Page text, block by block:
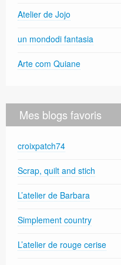
Atelier de Jojo
un mondodi fantasia
Arte com Quiane
Mes blogs favoris
croixpatch74
Scrap, quilt and stich
L’atelier de Barbara
Simplement country
L’atelier de rouge cerise